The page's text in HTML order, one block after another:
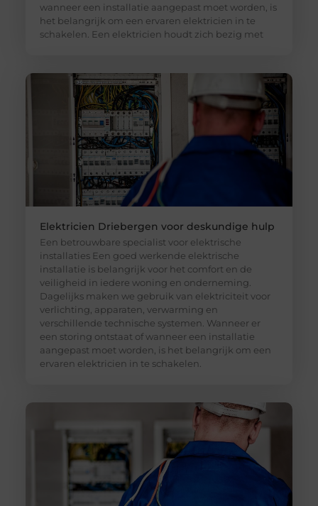
wanneer een installatie aangepast moet worden, is
het belangrijk om een ervaren elektricien in te
schakelen. Een elektricien houdt zich bezig met
Elektricien Driebergen voor deskundige hulp
Een betrouwbare specialist voor elektrische
installaties Een goed werkende elektrische
installatie is belangrijk voor het comfort en de
veiligheid in iedere woning en onderneming.
Dagelijks maken we gebruik van elektriciteit voor
verlichting, apparaten, verwarming en
verschillende technische systemen. Wanneer er
een storing ontstaat of wanneer een installatie
aangepast moet worden, is het belangrijk om een
ervaren elektricien in te schakelen.